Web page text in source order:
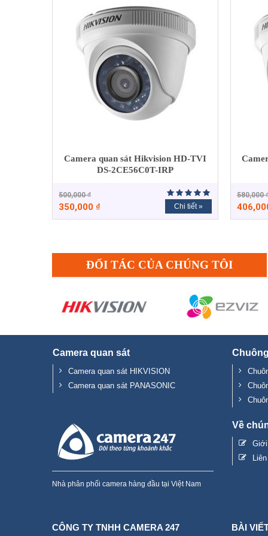
Camera quan sát Hikvision HD-TVI
DS-2CE56C0T-IRP
500,000₫
350,000 ₫ Chi tiết »
580,000
ĐỐI TÁC CỦA CHÚNG TÔI
Camera quan sát
Camera quan sát HIKVISION
Camera quan sát PANASONIC
Nhà phân phối camera hàng đầu tại Việt Nam
Về
CÔNG TY TNHH CAMERA 247 BÀI